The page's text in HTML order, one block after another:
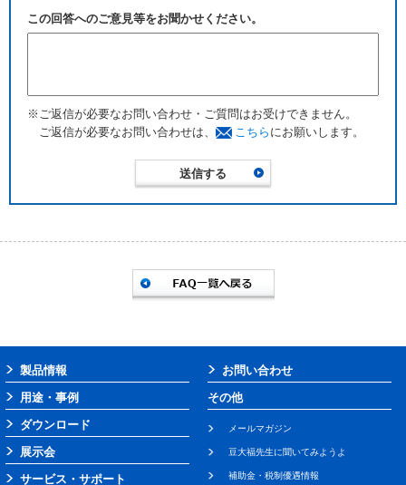
この回答へのご意見等をお聞かせください。
※ご返信が必要なお問い合わせ・ご質問はお受けできません。
ご返信が必要なお問い合わせは、
こちら にお願いします。
製品情報
用途・事例
ダウンロード
展示会
サービス・サポート
お問い合わせ
その他
メールマガジン
豆大福先生に聞いてみようよ
補助金・税制優遇情報